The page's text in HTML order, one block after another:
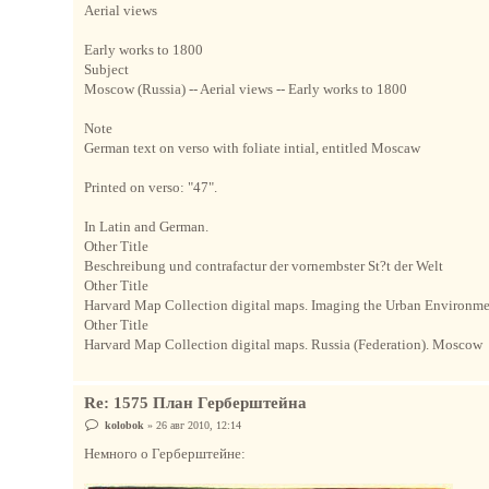
Aerial views
Early works to 1800
Subject
Moscow (Russia) -- Aerial views -- Early works to 1800
Note
German text on verso with foliate intial, entitled Moscaw
Printed on verso: "47".
In Latin and German.
Other Title
Beschreibung und contrafactur der vornembster St?t der Welt
Other Title
Harvard Map Collection digital maps. Imaging the Urban
Other Title
Harvard Map Collection digital maps. Russia (Federation). Moscow
Re: 1575 План Герберштейна
С
б
kolobok » 26 авг 2010, 12:14
Немного о Герберштейне: